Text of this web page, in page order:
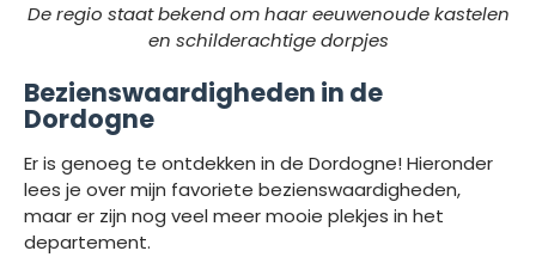
De regio staat bekend om haar eeuwenoude kastelen
en schilderachtige dorpjes
Bezienswaardigheden in de
Dordogne
Er is genoeg te ontdekken in de Dordogne! Hieronder
lees je over mijn favoriete bezienswaardigheden,
maar er zijn nog veel meer mooie plekjes in het
departement.